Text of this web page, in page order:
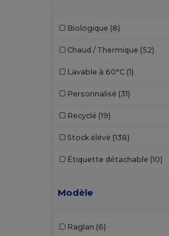
Mustaghata
Biologique (8)
Chaud / Thermique (52)
Lavable à 60°C (1)
Personnalisé (31)
Recyclé (19)
Stock élévé (138)
Étiquette détachable (10)
Modèle
Raglan (6)